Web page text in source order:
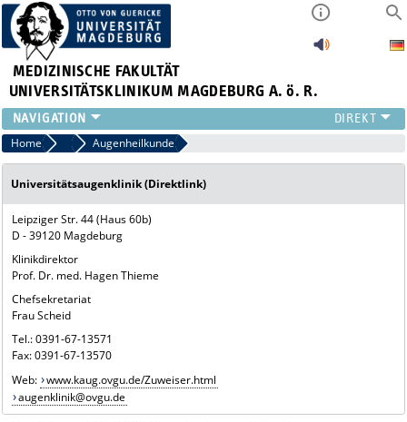
MEDIZINISCHE FAKULTÄT
UNIVERSITÄTSKLINIKUM MAGDEBURG A. ö. R.
INSTITUTE
KLINIKEN
ZENTRALE EINRICHTUNGEN
FORSCHUNG
PRESSE
ÜBER UNS
INTERNATIONAL
INTRANET
Home ZuweiserAugenheilkunde
Universitätsaugenklinik (Direktlink)
Leipziger Str. 44 (Haus 60b)
D - 39120 Magdeburg
Klinikdirektor
Prof. Dr. med. Hagen Thieme
Chefsekretariat
Frau Scheid
Tel.: 0391-67-13571
Fax: 0391-67-13570
Web: www.kaug.ovgu.de/Zuweiser.html
augenklinik@ovgu.de